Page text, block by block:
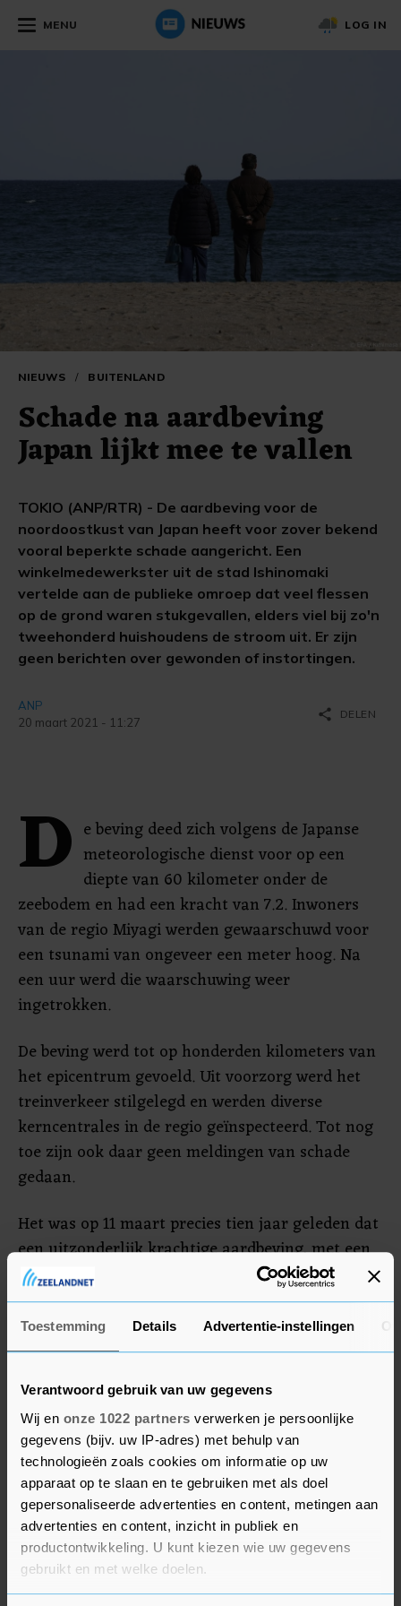
Toestemming Details Advertentie-instellingen
Verantwoord gebruik van uw gegevens
Wij en onze 1022 partners verwerken je persoonlijke
gegevens (bijv. uw IP-adres) met behulp van
technologieën zoals cookies om informatie op uw
apparaat op te slaan en te gebruiken met als doel
gepersonaliseerde advertenties en content, metingen aan
advertenties en content, inzicht in publiek en
productontwikkeling. U kunt kiezen wie uw gegevens
gebruikt en met welke doelen.
MENU LOG IN
NIEUWS / BUITENLAND
Schade na aardbeving
Japan lijkt mee te vallen
TOKIO (ANP/RTR) - De aardbeving voor de
noordoostkust van Japan heeft voor zover bekend
vooral beperkte schade aangericht. Een
winkelmedewerkster uit de stad Ishinomaki
vertelde aan de publieke omroep dat veel flessen
op de grond waren stukgevallen, elders viel bij zo'n
tweehonderd huishoudens de stroom uit. Er zijn
geen berichten over gewonden of instortingen.
ANP
20 maart 2021 - 11:27
share DELEN
D e beving deed zich volgens de Japanse
meteorologische dienst voor op een
diepte van 60 kilometer onder de
zeebodem en had een kracht van 7.2. Inwoners
van de regio Miyagi werden gewaarschuwd voor
een tsunami van ongeveer een meter hoog. Na
een uur werd die waarschuwing weer
ingetrokken.
De beving werd tot op honderden kilometers van
het epicentrum gevoeld. Uit voorzorg werd het
treinverkeer stilgelegd en werden diverse
kerncentrales in de regio geïnspecteerd. Tot nog
toe zijn ook daar geen meldingen van schade
gedaan.
Het was op 11 maart precies tien jaar geleden dat
een uitzonderlijk krachtige aardbeving, met een
kracht van 9.0, een enorme tsunami
veroorzaakte die de oostkust van Japan trof. De
kerncentrale van Fukushima bezweek door het
natuurgeweld.